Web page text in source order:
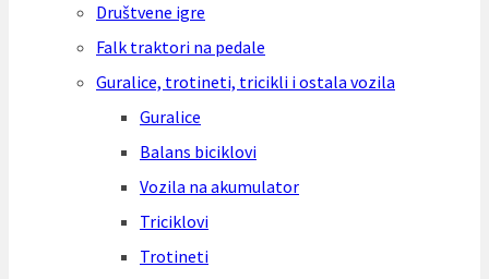
Društvene igre
Falk traktori na pedale
Guralice, trotineti, tricikli i ostala vozila
Guralice
Balans biciklovi
Vozila na akumulator
Triciklovi
Trotineti